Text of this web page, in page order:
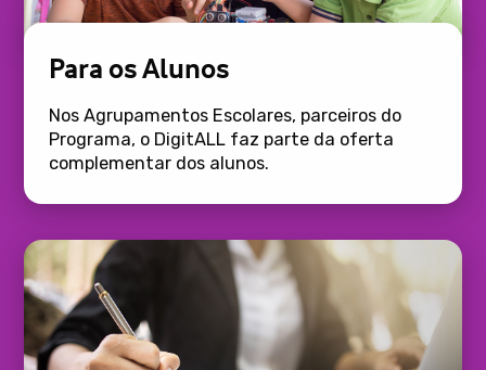
Para os Alunos
Nos Agrupamentos Escolares, parceiros do
Programa, o DigitALL faz parte da oferta
complementar dos alunos.